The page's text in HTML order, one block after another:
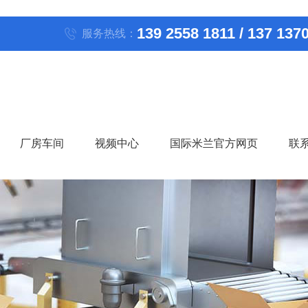
服务热线： 139 2558 1811 / 137
厂房车间 视频中心 国际米兰官方网页 联